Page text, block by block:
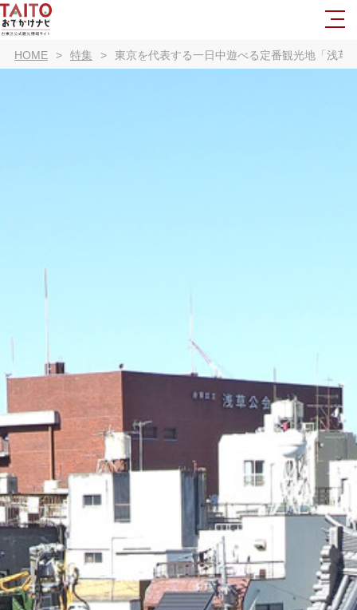
HOME 特集 東京を代表する一日中遊べる定番観光地「浅草